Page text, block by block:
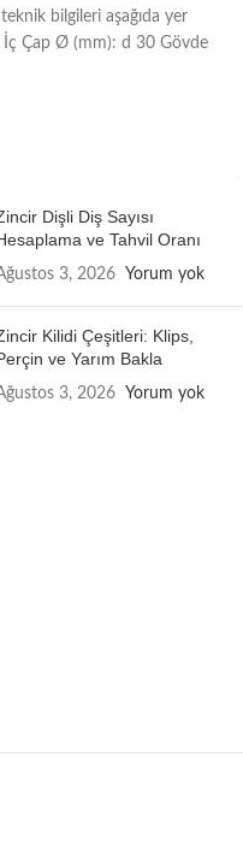
bilgileri aşağıda yer
İç Çap Ø (mm): d 30 Gövde
Dişli Diş Sayısı
ve Tahvil Oranı
3, 2026 Yorum yok
Kilidi Çeşitleri: Klips,
ve Yarım Bakla
3, 2026 Yorum yok